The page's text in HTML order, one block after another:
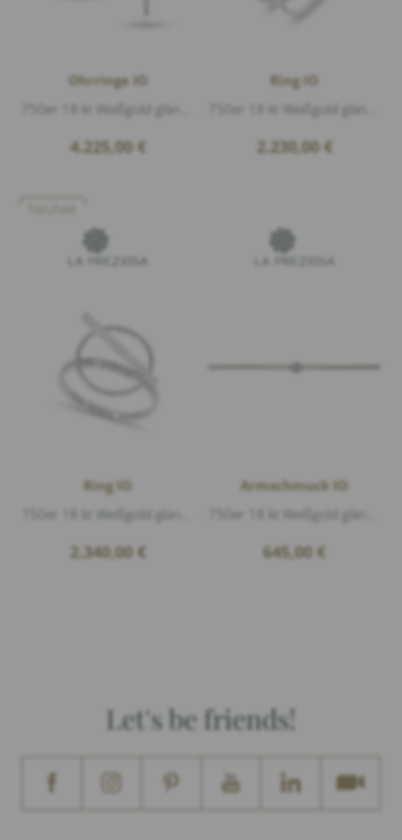
Ohrringe IO
4.225,00 €
Ring IO
2.230,00 €
Ring IO
2.340,00 €
Armschmuck IO
645,00 €
Let's be friends!